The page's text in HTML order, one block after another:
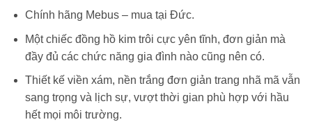
là:
1.290.000 ₫.
tại
là:
1.090.000 ₫.
Chính hãng Mebus – mua tại Đức.
Một chiếc đồng hồ kim trôi cực yên tĩnh, đơn giản mà
đầy đủ các chức năng gia đình nào cũng nên có.
Thiết kế viền xám, nền trắng đơn giản trang nhã mã vẫn
sang trọng và lịch sự, vượt thời gian phù hợp với hầu
hết mọi môi trường.